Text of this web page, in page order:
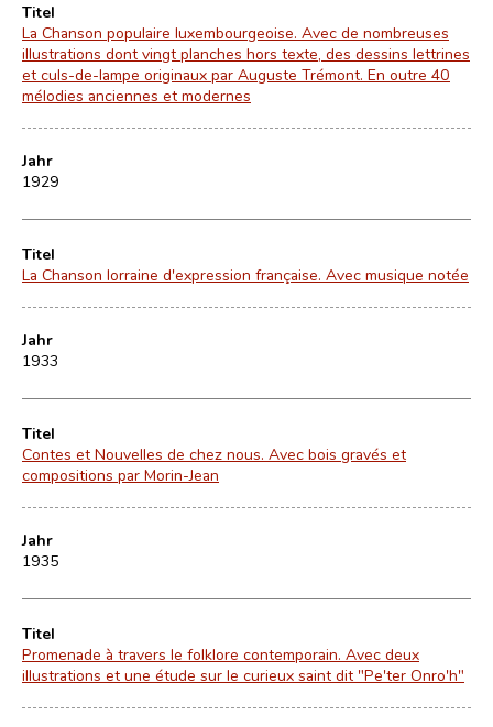
Titel
La Chanson populaire luxembourgeoise. Avec de nombreuses
illustrations dont vingt planches hors texte, des dessins lettrines
et culs-de-lampe originaux par Auguste Trémont. En outre 40
mélodies anciennes et modernes
Jahr
1929
Titel
La Chanson lorraine d'expression française. Avec musique notée
Jahr
1933
Titel
Contes et Nouvelles de chez nous. Avec bois gravés et
compositions par Morin-Jean
Jahr
1935
Titel
Promenade à travers le folklore contemporain. Avec deux
illustrations et une étude sur le curieux saint dit "Pe'ter Onro'h"